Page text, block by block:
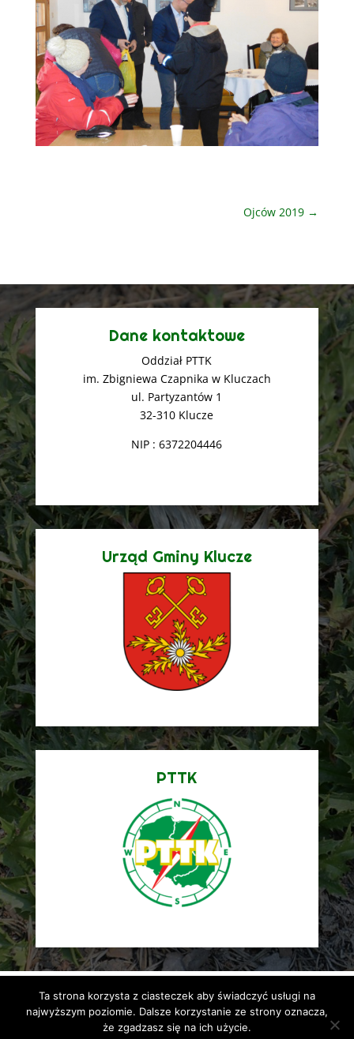
Ojców 2019 →
Dane kontaktowe
Oddział PTTK
im. Zbigniewa Czapnika w Kluczach
ul. Partyzantów 1
32-310 Klucze
NIP : 6372204446
Urząd Gminy Klucze
PTTK
Ta strona korzysta z ciasteczek aby świadczyć usługi na
najwyższym poziomie. Dalsze korzystanie ze strony oznacza,
że zgadzasz się na ich użycie.